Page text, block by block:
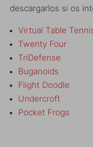
descargarlos si os
Virtual Table
Twenty Four
TriDefense
Buganoids
Flight Doodle
Undercroft
Pocket Frogs